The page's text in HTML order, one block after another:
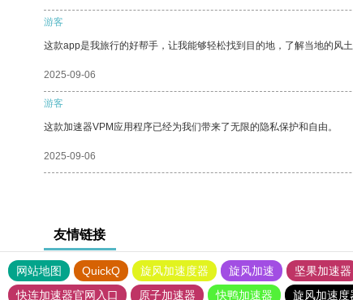
游客
这款app是我旅行的好帮手，让我能够轻松找到目的地，了解当地的风土
2025-09-06
游客
这款加速器VPM应用程序已经为我们带来了无限的隐私保护和自由。
2025-09-06
友情链接
网站地图 QuickQ 旋风加速度器 旋风加速 坚果加速器
快连加速器官网入口
原子加速器 快鸭加速器 旋风加速度